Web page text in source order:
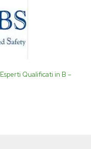
Esperti Qualificati in B –